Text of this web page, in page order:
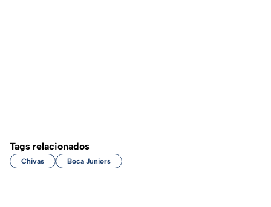
Tags relacionados
Chivas Boca Juniors